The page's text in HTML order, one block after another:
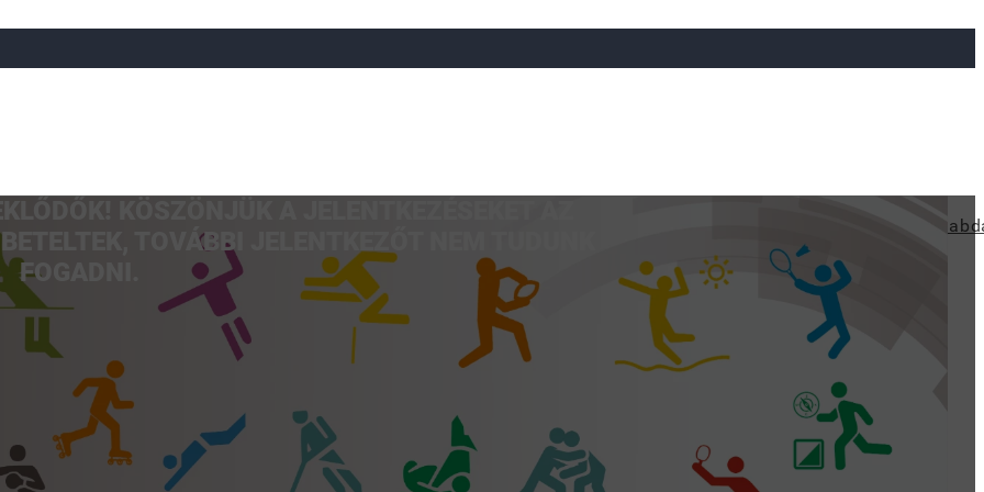
KÖSZÖNJÜK A JELENTKEZÉSEKET AZ
TOVÁBBI JELENTKEZŐT NEM TUDUNK
FOGADNI.